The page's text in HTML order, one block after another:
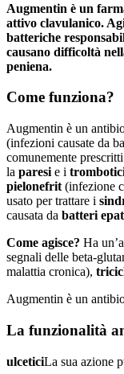
Augmentin è un
attivo clavulanico.
batteriche
causano difficoltà
peniena.
Come funziona?
Augmentin è un
(infezioni causate da
comunemente
la paresi e i
pielonefrit (infezione
usato per trattare i
causata da batteri
Come agisce? Ha
segnali delle beta-
malattia cronica),
Augmentin è un
La funzionalità
ulceticiLa sua azione